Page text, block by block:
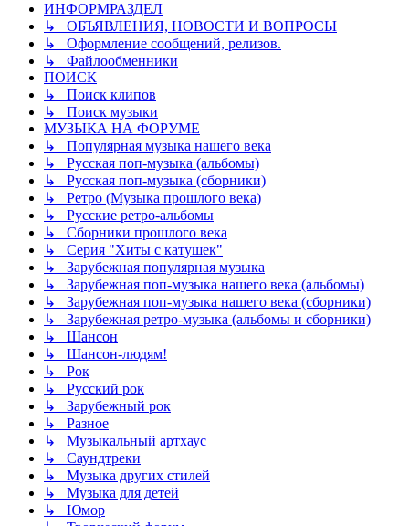
ИНФОРМРАЗДЕЛ
↳ ОБЪЯВЛЕНИЯ, НОВОСТИ И ВОПРОСЫ
↳ Оформление сообщений, релизов.
↳ Файлообменники
ПОИСК
↳ Поиск клипов
↳ Поиск музыки
МУЗЫКА НА ФОРУМЕ
↳ Популярная музыка нашего века
↳ Русская поп-музыка (альбомы)
↳ Русская поп-музыка (сборники)
↳ Ретро (Музыка прошлого века)
↳ Русские ретро-альбомы
↳ Сборники прошлого века
↳ Серия "Хиты с катушек"
↳ Зарубежная популярная музыка
↳ Зарубежная поп-музыка нашего века (альбомы)
↳ Зарубежная поп-музыка нашего века (сборники)
↳ Зарубежная ретро-музыка (альбомы и сборники)
↳ Шансон
↳ Шансон-людям!
↳ Рок
↳ Русский рок
↳ Зарубежный рок
↳ Разное
↳ Музыкальный артхаус
↳ Саундтреки
↳ Музыка других стилей
↳ Музыка для детей
↳ Юмор